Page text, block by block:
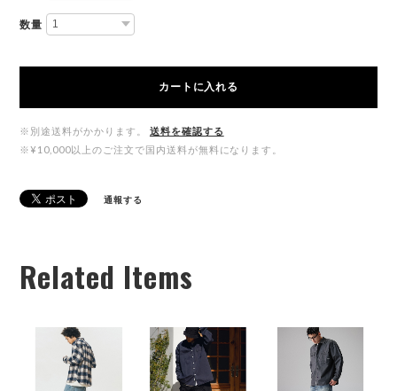
数量
カートに入れる
※別途送料がかかります。
送料を確認する
※¥10,000以上のご注文で国内送料が無料になります。
通報する
Related Items